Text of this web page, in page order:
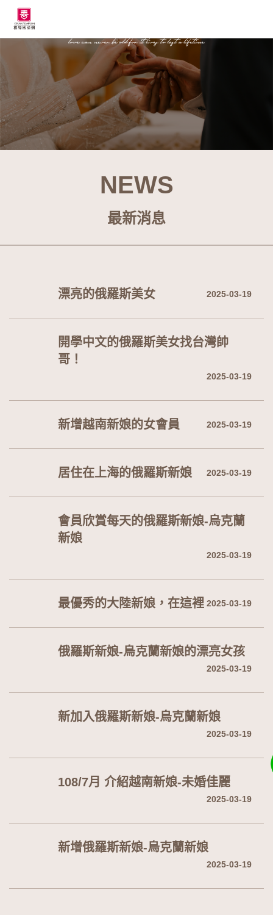
NEWS
最新消息
漂亮的俄羅斯美女 2025-03-19
開學中文的俄羅斯美女找台灣帥
哥！
2025-03-19
新增越南新娘的女會員 2025-03-19
居住在上海的俄羅斯新娘 2025-03-19
會員欣賞每天的俄羅斯新娘-烏克蘭
新娘
2025-03-19
最優秀的大陸新娘，在這裡 2025-03-19
俄羅斯新娘-烏克蘭新娘的漂亮女孩
2025-03-19
新加入俄羅斯新娘-烏克蘭新娘
2025-03-19
108/7月 介紹越南新娘-未婚佳麗
2025-03-19
新增俄羅斯新娘-烏克蘭新娘
2025-03-19